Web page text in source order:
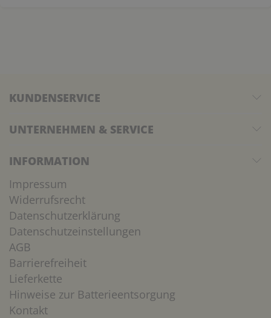
KUNDENSERVICE
UNTERNEHMEN & SERVICE
INFORMATION
Impressum
Widerrufsrecht
Datenschutzerklärung
Datenschutzeinstellungen
AGB
Barrierefreiheit
Lieferkette
Hinweise zur Batterieentsorgung
Kontakt